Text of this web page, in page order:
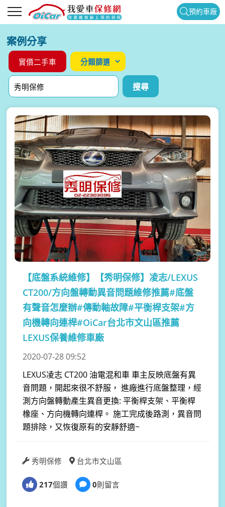
預約車廠
案例分享
【底盤系統維修】
【秀明保修】凌志/LEXUS
CT200/方向盤轉動異音問題維修推薦#底盤
有聲音怎麼辦#傳動軸故障#平衡桿支架#方
向機轉向連桿#OiCar台北市文山區推薦
LEXUS保養維修車廠
2020-07-28 09:52
LEXUS凌志 CT200 油電混和車 車主反映底盤有異
音問題，開起來很不舒服， 進廠進行底盤整理，經
測方向盤轉動產生異音更換: 平衡桿支架、平衡桿
橡座、方向機轉向連桿。 施工完成後路測，異音問
題排除，又恢復原有的安靜舒適~
秀明保修 台北市文山區
217個讚 0則留言